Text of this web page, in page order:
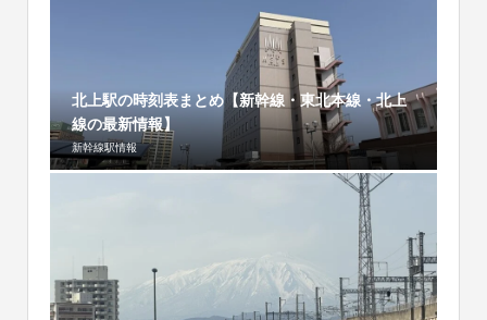
北上駅の時刻表まとめ【新幹線・東北本線・北上
線の最新情報】
新幹線駅情報